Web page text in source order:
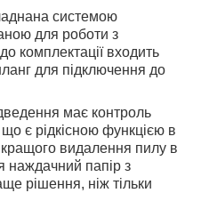
системою
для роботи з
комплектації входить
для підключення до
має контроль
є рідкісною функцією в
видалення пилу в
наждачний папір з
рішення, ніж тільки